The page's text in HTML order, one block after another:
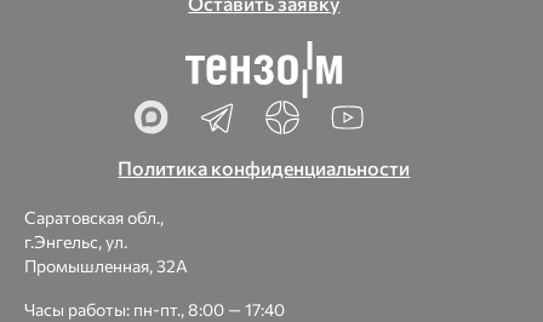
Политика конфиденциальности
Саратовская обл.,
г.Энгельс, ул.
Промышленная, 32А
Часы работы: пн-пт., 8:00 — 17:40